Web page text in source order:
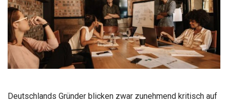
Deutschlands Gründer blicken zwar zunehmend kritisch auf